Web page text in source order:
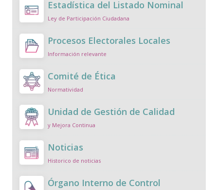
Estadística del Listado Nominal
Ley de Participación Ciudadana
Procesos Electorales Locales
Información relevante
Comité de Ética
Normatividad
Unidad de Gestión de Calidad
y Mejora Continua
Noticias
Historico de noticias
Órgano Interno de Control